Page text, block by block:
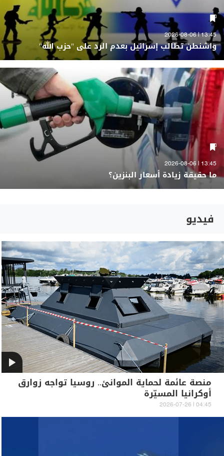
13:45 | 2026-08-06
واشنطن تطالب إسرائيل بعدم الرد على "حزب الله"
13:45 | 2026-08-06
ما حقيقة زيادة أسعار البنزين؟
فيديو
منصة عائمة لحماية الموانئ.. روسيا تواجه زوارق
أوكرانيا المسيّرة
04:45 | 2026-07-26